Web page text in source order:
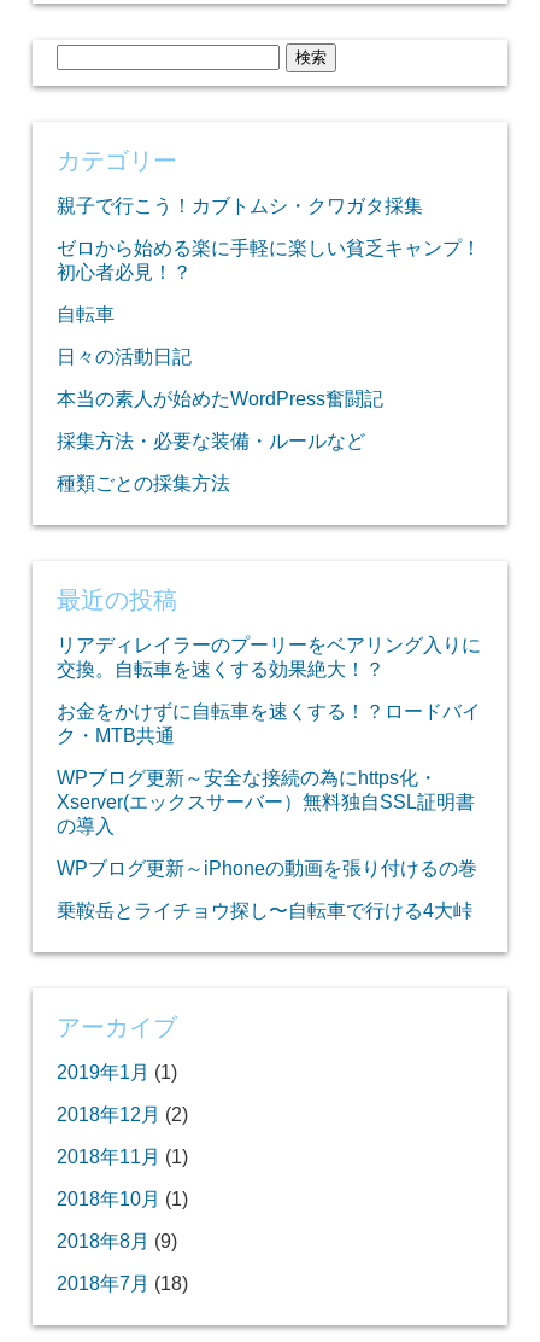
索:
カテゴリー
親子で行こう！カブトムシ・クワガタ採集
ゼロから始める楽に手軽に楽しい貧乏キャンプ！
初心者必見！？
自転車
日々の活動日記
本当の素人が始めたWordPress奮闘記
採集方法・必要な装備・ルールなど
種類ごとの採集方法
最近の投稿
リアディレイラーのプーリーをベアリング入りに
交換。自転車を速くする効果絶大！？
お金をかけずに自転車を速くする！？ロードバイ
ク・MTB共通
WPブログ更新～安全な接続の為にhttps化・
Xserver(エックスサーバー）無料独自SSL証明書
の導入
WPブログ更新～iPhoneの動画を張り付けるの巻
乗鞍岳とライチョウ探し〜自転車で行ける4大峠
アーカイブ
2019年1月 (1)
2018年12月 (2)
2018年11月 (1)
2018年10月 (1)
2018年8月 (9)
2018年7月 (18)